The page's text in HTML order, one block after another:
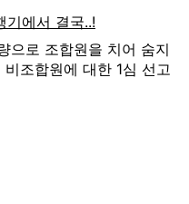
으로 조합원을 치어 숨지
조합원에 대한 1심 선고